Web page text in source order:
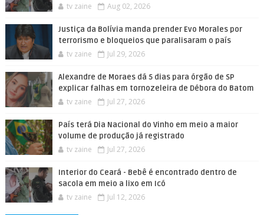
tv zaine Aug 02, 2026
Justiça da Bolívia manda prender Evo Morales por
terrorismo e bloqueios que paralisaram o país
tv zaine Jul 29, 2026
Alexandre de Moraes dá 5 dias para órgão de SP
explicar falhas em tornozeleira de Débora do Batom
tv zaine Jul 27, 2026
País terá Dia Nacional do Vinho em meio a maior
volume de produção já registrado
tv zaine Jul 27, 2026
Interior do Ceará - Bebê é encontrado dentro de
sacola em meio a lixo em Icó
tv zaine Jul 12, 2026